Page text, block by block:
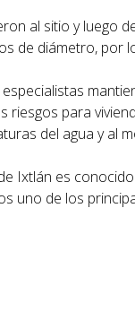
al sitio y luego
de diámetro, por
riesgos para
del agua y al
Ixtlán es
uno de los